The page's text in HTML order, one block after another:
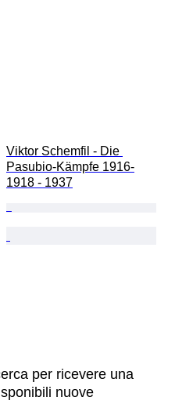
Viktor Schemfil - Die
Pasubio-Kämpfe 1916-
1918 - 1937
per ricevere una
nuove